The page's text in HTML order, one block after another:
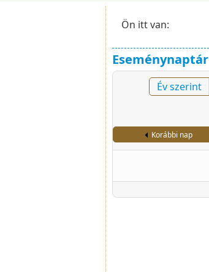
Ön itt van:
Eseménynaptár
Év szerint
Korábbi nap